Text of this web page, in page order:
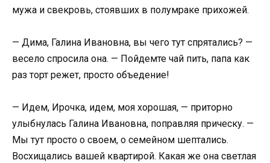
мужа и свекровь, стоявших в полумраке прихожей.
— Дима, Галина Ивановна, вы чего тут спрятались? —
весело спросила она. — Пойдемте чай пить, папа как
раз торт режет, просто объедение!
— Идем, Ирочка, идем, моя хорошая, — приторно
улыбнулась Галина Ивановна, поправляя прическу. —
Мы тут просто о своем, о семейном шептались.
Восхищались вашей квартирой. Какая же она светлая